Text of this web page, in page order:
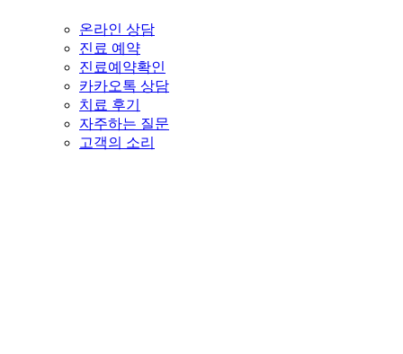
온라인 상담
진료 예약
진료예약확인
카카오톡 상담
치료 후기
자주하는 질문
고객의 소리